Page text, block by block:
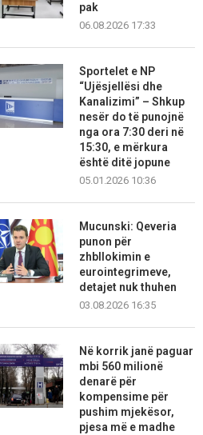
pak
06.08.2026 17:33
Sportelet e NP
“Ujësjellësi dhe
Kanalizimi” – Shkup
nesër do të punojnë
nga ora 7:30 deri në
15:30, e mërkura
është ditë jopune
05.01.2026 10:36
Mucunski: Qeveria
punon për
zhbllokimin e
eurointegrimeve,
detajet nuk thuhen
03.08.2026 16:35
Në korrik janë paguar
mbi 560 milionë
denarë për
kompensime për
pushim mjekësor,
pjesa më e madhe